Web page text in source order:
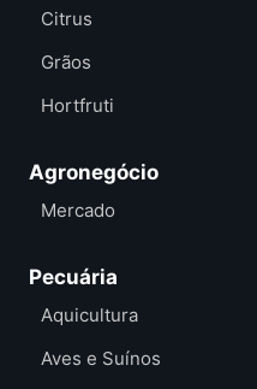
Citrus
Grãos
Hortfruti
Agronegócio
Mercado
Pecuária
Aquicultura
Aves e Suínos